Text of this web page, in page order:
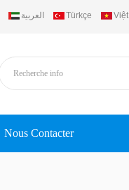
العربية Türkçe Việt
Nous Contacter